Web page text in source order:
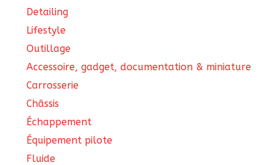
Detailing
Lifestyle
Outillage
Accessoire, gadget, documentation & miniature
Carrosserie
Châssis
Échappement
Équipement pilote
Fluide